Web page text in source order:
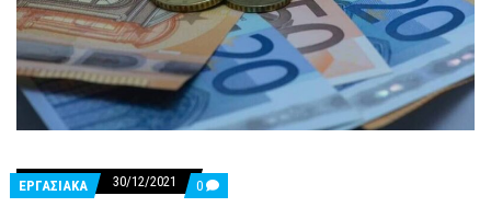
ΕΡΓΑΣΙΑΚΑ 30/12/2021 0 COMMENTS
ON